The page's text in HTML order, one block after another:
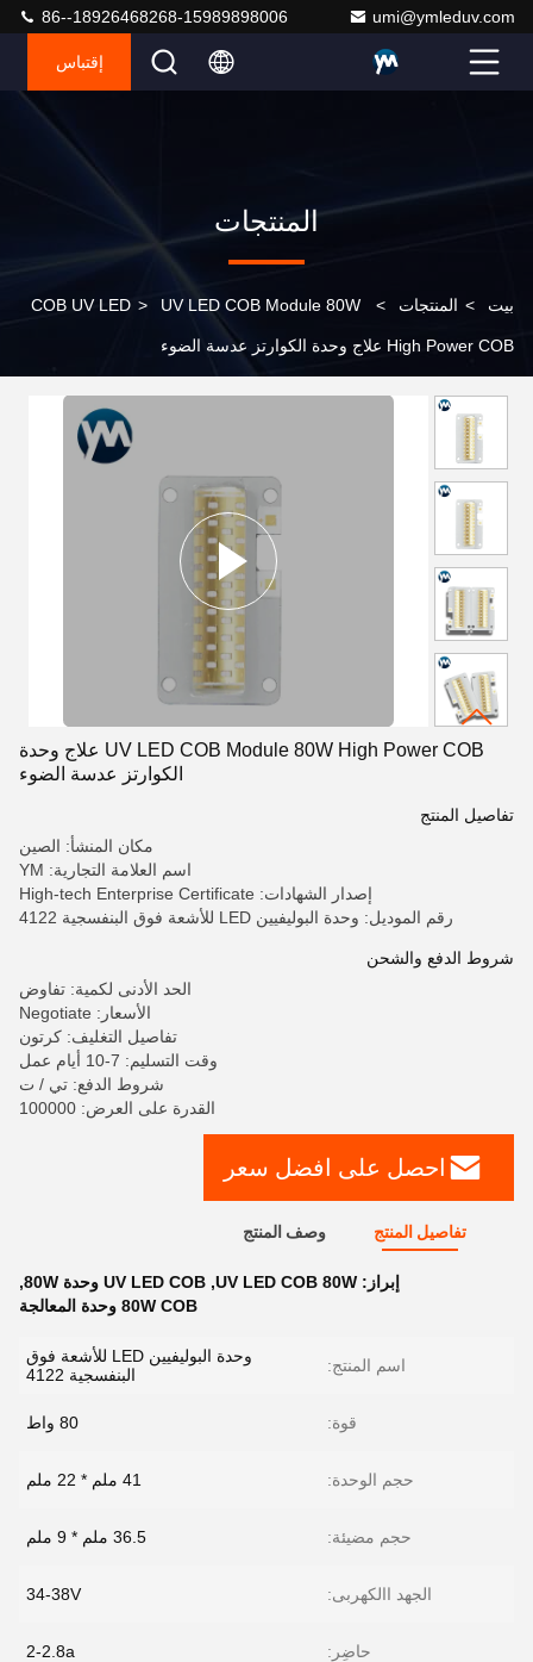
umi@ymleduv.com
86--18926468268-15989898006
إقتباس
المنتجات
بيت > المنتجات >
COB UV LED > UV LED COB Module 80W
High Power COB علاج وحدة الكوارتز عدسة الضوء
UV LED COB Module 80W High Power COB علاج وحدة
الكوارتز عدسة الضوء
تفاصيل المنتج
مكان المنشأ: الصين
اسم العلامة التجارية: YM
إصدار الشهادات: High-tech Enterprise Certificate
رقم الموديل: وحدة البوليفيين LED للأشعة فوق البنفسجية 4122
شروط الدفع والشحن
الحد الأدنى لكمية: تفاوض
الأسعار: Negotiate
تفاصيل التغليف: كرتون
وقت التسليم: 7-10 أيام عمل
شروط الدفع: تي / ت
القدرة على العرض: 100000
احصل على افضل سعر
تفاصيل المنتج وصف المنتج
إبراز: UV LED COB 80W
, UV LED COB وحدة 80W
,
80W COB وحدة المعالجة
اسم المنتج:
وحدة البوليفيين LED للأشعة فوق
البنفسجية 4122
قوة: 80 واط
حجم الوحدة: 41 ملم * 22 ملم
حجم مضيئة: 36.5 ملم * 9 ملم
الجهد االكهربى: 34-38V
حاضِر: 2-2.8a